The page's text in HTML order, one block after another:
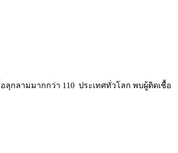
อลุกลามมากกว่า 110 ประเทศทั่วโลก พบผู้ติดเชื้อ